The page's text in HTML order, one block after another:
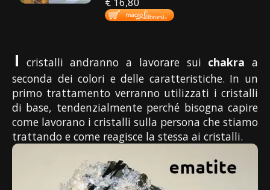
I cristalli andranno a lavorare sui chakra a
seconda dei colori e delle caratteristiche. In un
primo trattamento verranno utilizzati i cristalli
di base, tendenzialmente perché bisogna capire
come lavorano i cristalli sulla persona che stiamo
trattando e come reagisce la stessa ai cristalli.